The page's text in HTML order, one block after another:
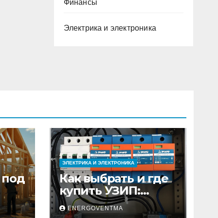
Финансы
Электрика и электроника
под
ЭЛЕКТРИКА И ЭЛЕКТРОНИКА
Как выбрать и где
купить УЗИП:
особенности
устройств защиты
ENERGOVENTMA